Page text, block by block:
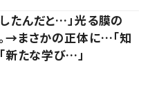
たんだと…」光る膜の
→まさかの正体に…「知
新たな学び…」